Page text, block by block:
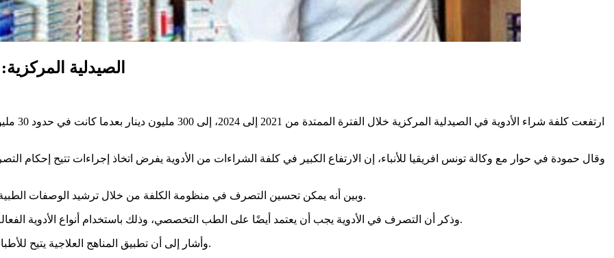
الصيدلية المركزية:
ارتفعت
وبين أنه يمكن تحسين التصرف في منظومة الكلفة من خلال ترشيد الوصفات الطبية، وذلك باختيار أنواع الأدوية الأقل تكلفة مع الحفاظ على نفس الفعالية.
وذكر أن التصرف في الأدوية يجب أن يعتمد أيضًا على الطب التخصصي، وذلك باستخدام أنواع الأدوية الفعالة المطابقة لنفس الخصائص العلاجية والمعروفة بالاسم الكيميائي ذاته.
وأشار إلى أن تطبيق المناهج العلاجية يتيح للأطباء والصيادلة إدراج قائمة من الأدوية بناءً على مخزونها وسعرها المعتمد.